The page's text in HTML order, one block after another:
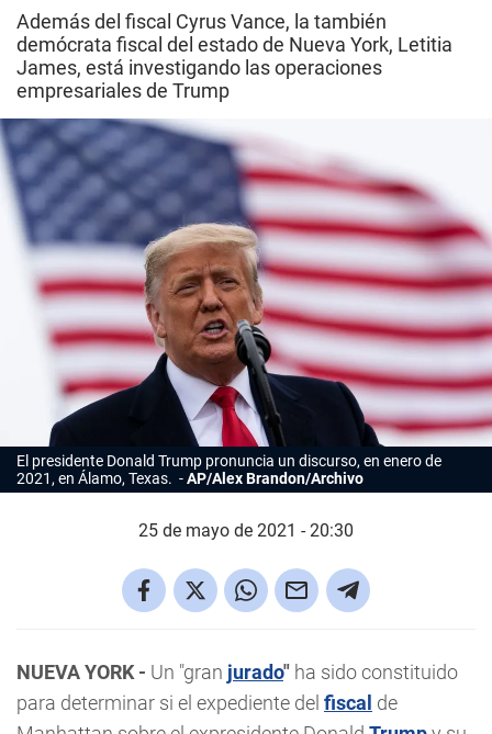
Además del fiscal Cyrus Vance, la también
demócrata fiscal del estado de Nueva York, Letitia
James, está investigando las operaciones
empresariales de Trump
El presidente Donald Trump pronuncia un discurso, en enero de
2021, en Álamo, Texas.
AP/Alex Brandon/Archivo
25 de mayo de 2021 - 20:30
NUEVA YORK - Un "gran jurado" ha sido constituido
para determinar si el expediente del fiscal de